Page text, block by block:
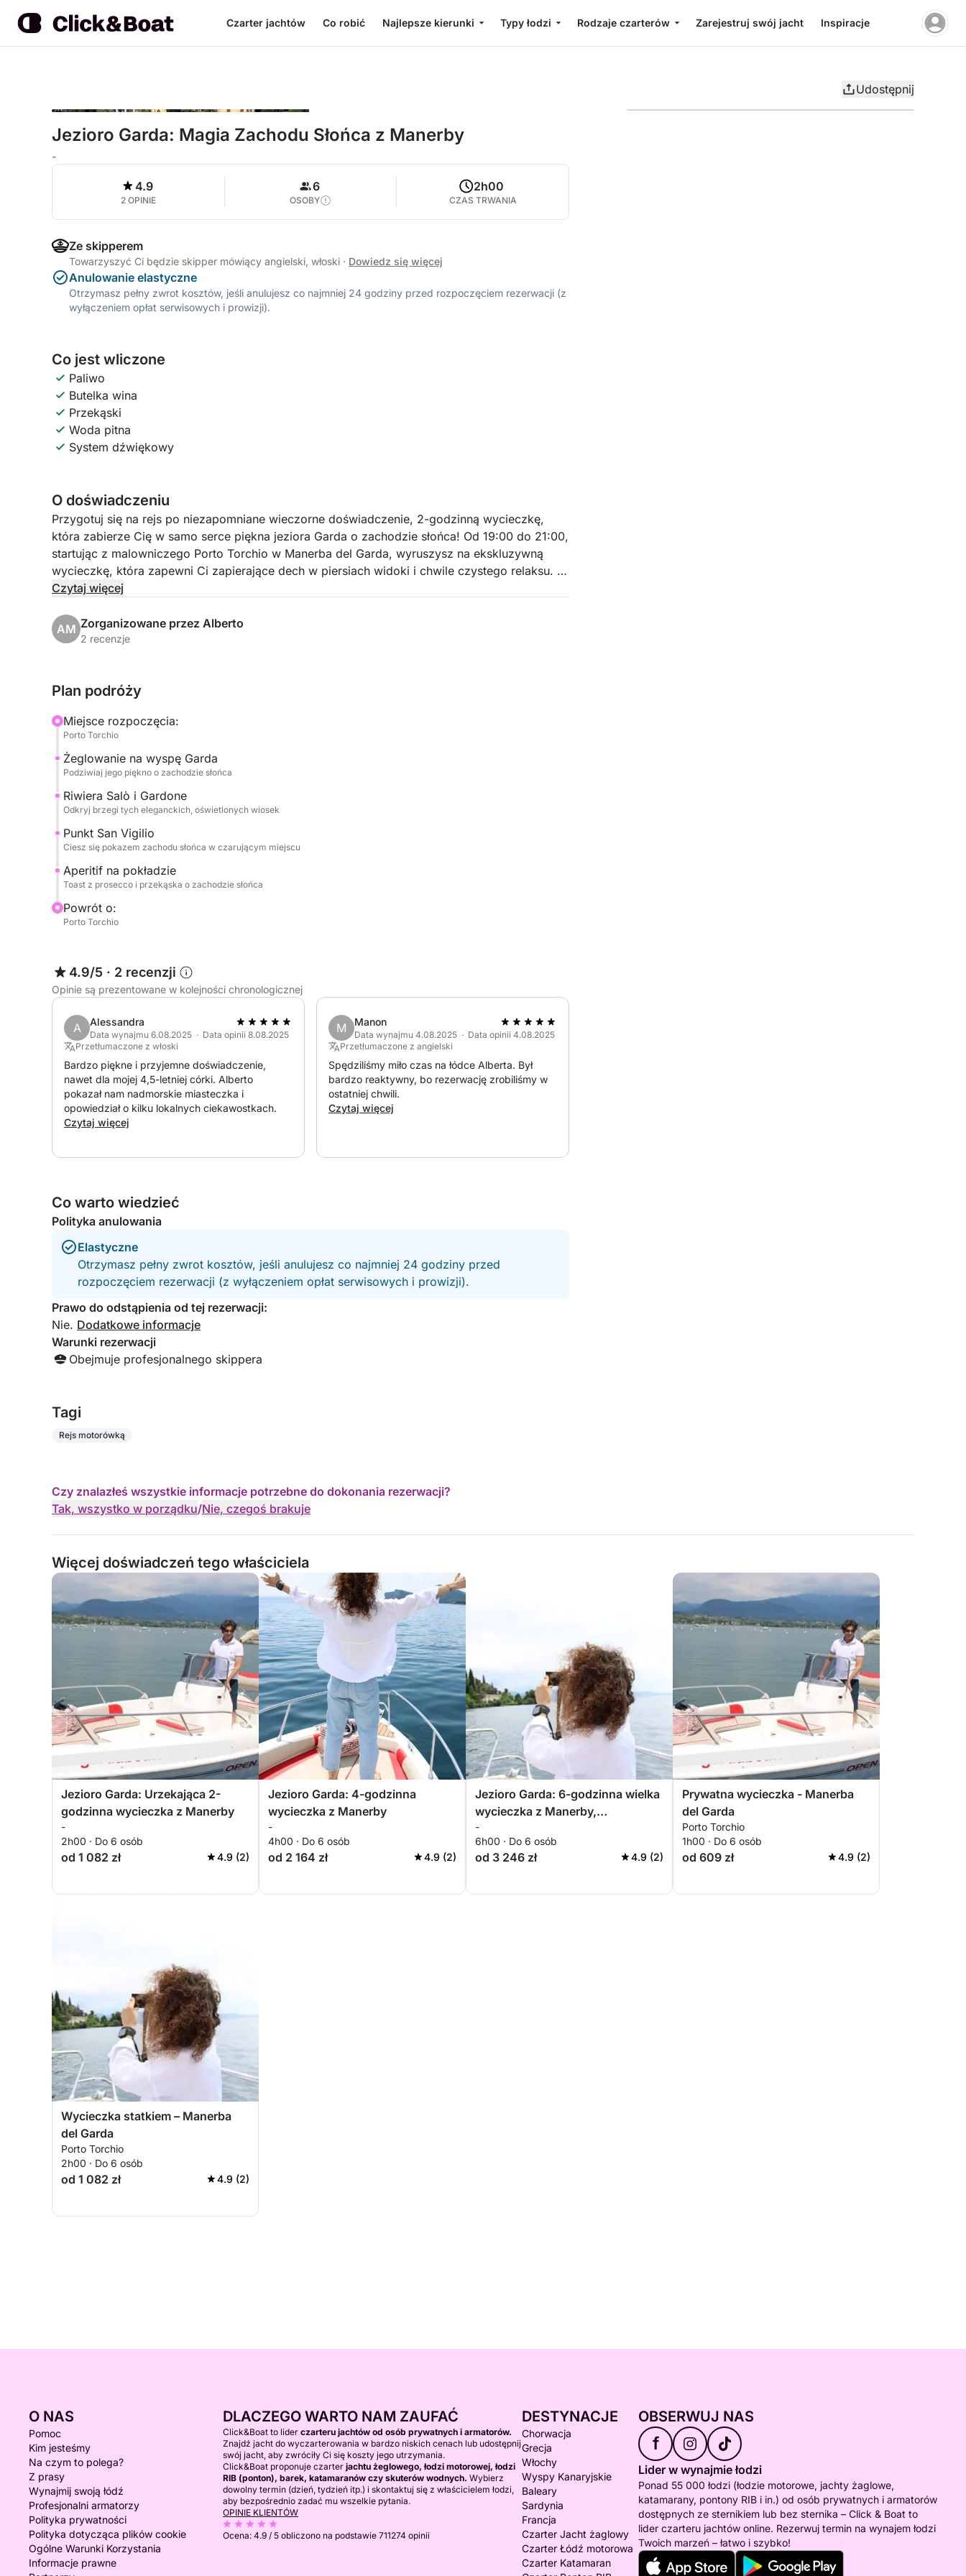
Czarter jachtów Co robić Najlepsze kierunki Typy łodzi Rodzaje czarterów Zarejestruj swój jacht Inspiracje
Udostępnij
Jezioro Garda: Magia Zachodu Słońca z Manerby
-
4.9
2 OPINIE
6
OSOBY
2h00
CZAS TRWANIA
Ze skipperem
Towarzyszyć Ci będzie skipper mówiący angielski, włoski · Dowiedz się więcej
Anulowanie elastyczne
Otrzymasz pełny zwrot kosztów, jeśli anulujesz co najmniej 24 godziny przed rozpoczęciem rezerwacji (z
wyłączeniem opłat serwisowych i prowizji).
Co jest wliczone
Paliwo
Butelka wina
Przekąski
Woda pitna
System dźwiękowy
O doświadczeniu
Przygotuj się na rejs po niezapomniane wieczorne doświadczenie, 2-godzinną wycieczkę,
która zabierze Cię w samo serce piękna jeziora Garda o zachodzie słońca! Od 19:00 do 21:00,
startując z malowniczego Porto Torchio w Manerba del Garda, wyruszysz na ekskluzywną
wycieczkę, która zapewni Ci zapierające dech w piersiach widoki i chwile czystego relaksu.
jeziorze, z jej wspaniałą willą odbijającą się w złotych wodach zachodzącego słońca.
Następnie udamy się w kierunku eleganckiego Salò, którego brzegi są oświetlone wieczornymi
majestatycznie zanurza się w jeziorze, tworząc niezapomniany chromatyczny spektakl. Każdy
zmierzchu.
Na pokładzie każdy szczegół jest zaprojektowany dla Twojego maksymalnego komfortu i
przyjemności. Zostaniesz powitany pyszną butelką Prosecco, aby wznieść toast za piękno
krajobrazu i będziesz mógł cieszyć się smaczną przekąską, która będzie towarzyszyć
Twojemu aperitifowi. Będziesz mieć mnóstwo wody, aby się odświeżyć, i stereo, aby
towarzyszyć Twojej podróży z Twoją ulubioną muzyką, tworząc idealną atmosferę. Kompletne
doświadczenie, idealne dla tych, którzy szukają relaksu, romansu i autentycznego piękna
jeziora Garda o zachodzie słońca.
Czytaj więcej
AM Zorganizowane przez Alberto
2 recenzje
Plan podróży
Miejsce rozpoczęcia:
Porto Torchio
Żeglowanie na wyspę Garda
Podziwiaj jego piękno o zachodzie słońca
Riwiera Salò i Gardone
Odkryj brzegi tych eleganckich, oświetlonych wiosek
Punkt San Vigilio
Ciesz się pokazem zachodu słońca w czarującym miejscu
Aperitif na pokładzie
Toast z prosecco i przekąska o zachodzie słońca
Powrót o:
Porto Torchio
4.9/5 · 2 recenzji
Opinie są prezentowane w kolejności chronologicznej
A Alessandra
Data wynajmu 6.08.2025 · Data opinii 8.08.2025
Przetłumaczone z włoski
Bardzo piękne i przyjemne doświadczenie,
nawet dla mojej 4,5-letniej córki. Alberto
pokazał nam nadmorskie miasteczka i
opowiedział o kilku lokalnych ciekawostkach.
Czytaj więcej
M Manon
Data wynajmu 4.08.2025 · Data opinii 4.08.2025
Przetłumaczone z angielski
Spędziliśmy miło czas na łódce Alberta. Był
bardzo reaktywny, bo rezerwację zrobiliśmy w
ostatniej chwili.
Czytaj więcej
Co warto wiedzieć
Polityka anulowania
Elastyczne
Otrzymasz pełny zwrot kosztów, jeśli anulujesz co najmniej 24 godziny przed
rozpoczęciem rezerwacji (z wyłączeniem opłat serwisowych i prowizji).
Prawo do odstąpienia od tej rezerwacji:
Nie. Dodatkowe informacje
Warunki rezerwacji
Obejmuje profesjonalnego skippera
Tagi
Rejs motorówką
Czy znalazłeś wszystkie informacje potrzebne do dokonania rezerwacji?
Tak, wszystko w porządku/Nie, czegoś brakuje
Więcej doświadczeń tego właściciela
Jezioro Garda: Urzekająca 2-
godzinna wycieczka z Manerby
-
2h00 · Do 6 osób
od 1 082 zł 4.9 (2)
Jezioro Garda: 4-godzinna
wycieczka z Manerby
-
4h00 · Do 6 osób
od 2 164 zł 4.9 (2)
Jezioro Garda: 6-godzinna wielka
wycieczka z Manerby,
niezapomniane przeżycie
-
6h00 · Do 6 osób
od 3 246 zł 4.9 (2)
Prywatna wycieczka - Manerba
del Garda
Porto Torchio
1h00 · Do 6 osób
od 609 zł 4.9 (2)
Wycieczka statkiem – Manerba
del Garda
Porto Torchio
2h00 · Do 6 osób
od 1 082 zł 4.9 (2)
O NAS
Pomoc
Kim jesteśmy
Na czym to polega?
Z prasy
Wynajmij swoją łódź
Profesjonalni armatorzy
Polityka prywatności
Polityka dotycząca plików cookie
Ogólne Warunki Korzystania
Informacje prawne
DLACZEGO WARTO NAM ZAUFAĆ
Click&Boat to lider czarteru jachtów od osób prywatnych i armatorów.
Znajdź jacht do wyczarterowania w bardzo niskich cenach lub udostępnij
swój jacht, aby zwróciły Ci się koszty jego utrzymania.
Click&Boat proponuje czarter jachtu żeglowego, łodzi motorowej, łodzi
RIB (ponton), barek, katamaranów czy skuterów wodnych. Wybierz
dowolny termin (dzień, tydzień itp.) i skontaktuj się z właścicielem łodzi,
aby bezpośrednio zadać mu wszelkie pytania.
OPINIE KLIENTÓW
Ocena: 4.9 / 5 obliczono na podstawie 711274 opinii
DESTYNACJE
Chorwacja
Grecja
Włochy
Wyspy Kanaryjskie
Baleary
Sardynia
Francja
Czarter Jacht żaglowy
Czarter Łódź motorowa
Czarter Katamaran
OBSERWUJ NAS
f
Lider w wynajmie łodzi
Ponad 55 000 łodzi (łodzie motorowe, jachty żaglowe,
katamarany, pontony RIB i in.) od osób prywatnych i armatorów
dostępnych ze sternikiem lub bez sternika – Click & Boat to
lider czarteru jachtów online. Rezerwuj termin na wynajem łodzi
Twoich marzeń – łatwo i szybko!